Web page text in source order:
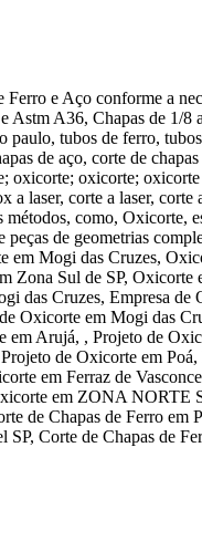
e Aço conforme a
A36, Chapas de 1/8
paulo, tubos de ferro,
de aço, corte de
oxicorte; oxicorte;
laser, corte a laser, corte
como, Oxicorte,
de geometrias
em Mogi das Cruzes,
Zona Sul de SP, Oxicorte
das Cruzes, Empresa de
Oxicorte em Mogi das
em Arujá, , Projeto de
de Oxicorte em
em Ferraz de
em ZONA NORTE
de Chapas de Ferro em
Corte de Chapas de